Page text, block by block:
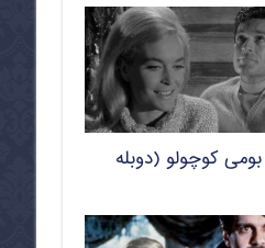
کوچولو (دوبله